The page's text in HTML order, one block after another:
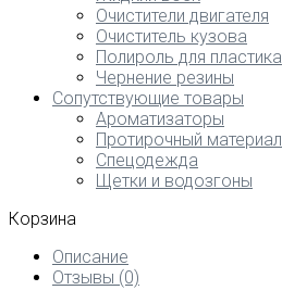
Очистители двигателя
Очиститель кузова
Полироль для пластика
Чернение резины
Сопутствующие товары
Ароматизаторы
Протирочный материал
Спецодежда
Щетки и водозгоны
Корзина
Описание
Отзывы (0)